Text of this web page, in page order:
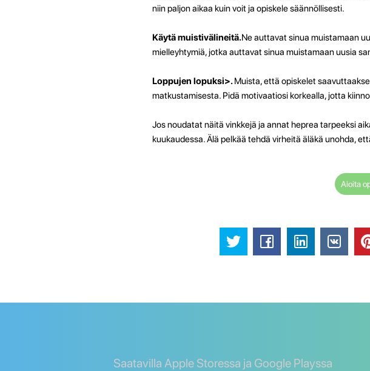
niin paljon aikaa kuin voit ja opiskele säännöllisesti.
Käytä muistivälineitä.Ne auttavat sinua muistamaan
mielleyhtymiä, jotka auttavat sinua muistamaan uusia
Loppujen lopuksi>.Muista, että opiskelet
matkustamisesta. Pidä motivaatiosi korkealla, jotta
Jos noudatat näitä vinkkejä ja annat heprea tarpeeksi
kuukaudessa. Älä pelkää tehdä virheitä äläkä unohda,
Aloita
Saatavilla Apple Storessa ja Google Playssa